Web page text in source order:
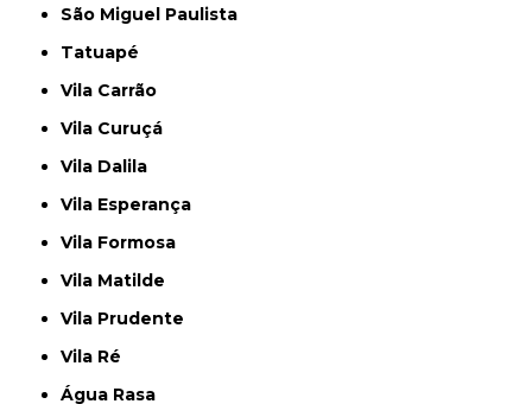
São Miguel Paulista
Tatuapé
Vila Carrão
Vila Curuçá
Vila Dalila
Vila Esperança
Vila Formosa
Vila Matilde
Vila Prudente
Vila Ré
Água Rasa